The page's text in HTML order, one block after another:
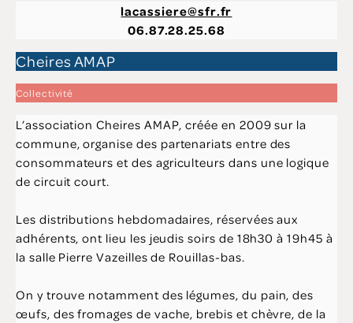
lacassiere@sfr.fr
06.87.28.25.68
Cheires AMAP
Collectivité
L’association Cheires AMAP, créée en 2009 sur la
commune, organise des partenariats entre des
consommateurs et des agriculteurs dans une logique
de circuit court.
Les distributions hebdomadaires, réservées aux
adhérents, ont lieu les jeudis soirs de 18h30 à 19h45 à
la salle Pierre Vazeilles de Rouillas-bas.
On y trouve notamment des légumes, du pain, des
œufs, des fromages de vache, brebis et chèvre, de la